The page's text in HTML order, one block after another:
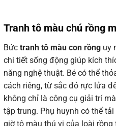
Tranh tô màu chú rồng
Bức tranh tô màu con rồng uy
chi tiết sống động giúp kích
năng nghệ thuật. Bé có thể
cách riêng, từ sắc đỏ rực lửa
không chỉ là công cụ giải trí
tập trung. Phụ huynh có thể
giờ tô màu thú vị của loài rồng